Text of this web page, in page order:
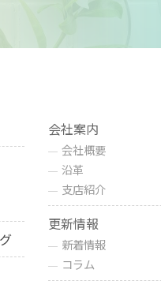
会社案内
会社概要
沿革
支店紹介
更新情報
新着情報
コラム